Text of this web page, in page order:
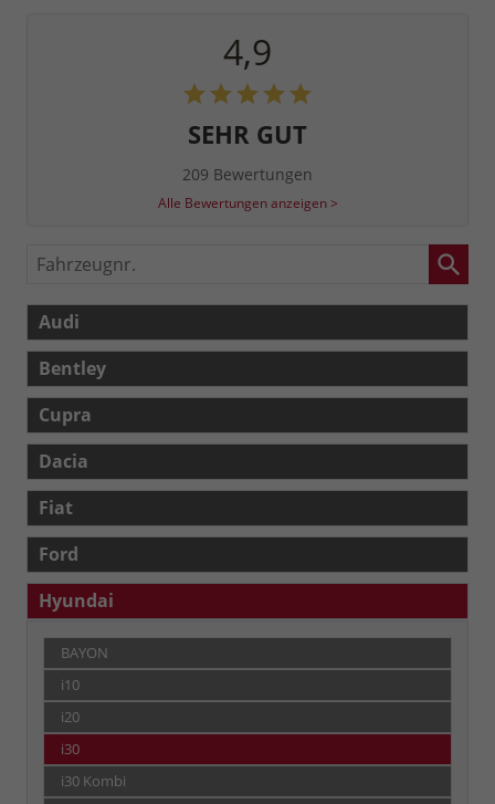
4,9
SEHR GUT
209 Bewertungen
Alle Bewertungen anzeigen >
Fahrzeugnr.
Audi
Bentley
Cupra
Dacia
Fiat
Ford
Hyundai
BAYON
i10
i20
i30
i30 Kombi